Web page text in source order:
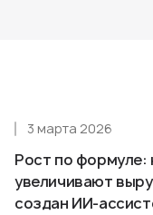
Рост по формуле:
увеличивают
создан ИИ-
3 марта 2026